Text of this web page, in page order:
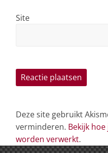
Site
Deze site gebruikt
verminderen. Bekijk
worden verwerkt.